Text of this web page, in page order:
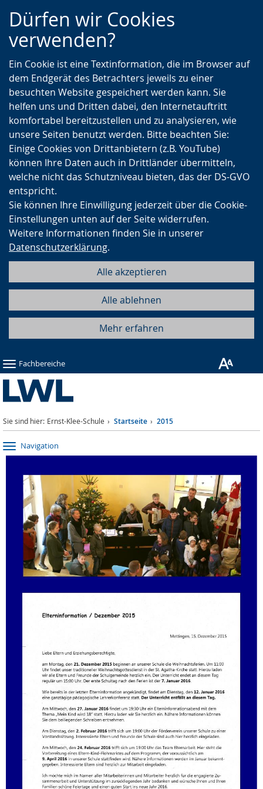
Zur
Hauptnavigation
Zur
Seitennavigation
Zum
Inhalt
Dürfen wir Cookies
verwenden?
Ein Cookie ist eine Textinformation, die im Browser auf
dem Endgerät des Betrachters jeweils zu einer
besuchten Website gespeichert werden kann. Sie
helfen uns und Dritten dabei, den Internetauftritt
komfortabel bereitzustellen und zu analysieren, wie
unsere Seiten benutzt werden. Bitte beachten Sie:
Einige Cookies von Drittanbietern (z.B. YouTube)
können Ihre Daten auch in Drittländer übermitteln,
welche nicht das Schutzniveau bieten, das der DS-GVO
entspricht.
Sie können Ihre Einwilligung jederzeit über die Cookie-
Einstellungen unten auf der Seite widerrufen.
Weitere Informationen finden Sie in unserer
Datenschutzerklärung.
Alle akzeptieren
Alle ablehnen
Mehr erfahren
Fachbereiche
Sie sind hier: Ernst-Klee-Schule Startseite 2015
Navigation